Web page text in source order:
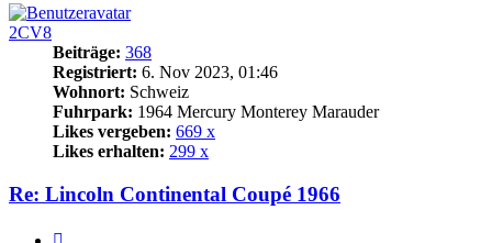
2CV8
Beiträge: 368
Registriert: 6. Nov 2023, 01:46
Wohnort: Schweiz
Fuhrpark: 1964 Mercury Monterey Marauder
Likes vergeben: 669 x
Likes erhalten: 299 x
Re: Lincoln Continental Coupé 1966